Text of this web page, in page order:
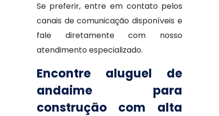
Se preferir, entre em contato pelos
canais de comunicação disponíveis e
fale diretamente com nosso
atendimento especializado.
Encontre aluguel de
andaime para
construção com alta